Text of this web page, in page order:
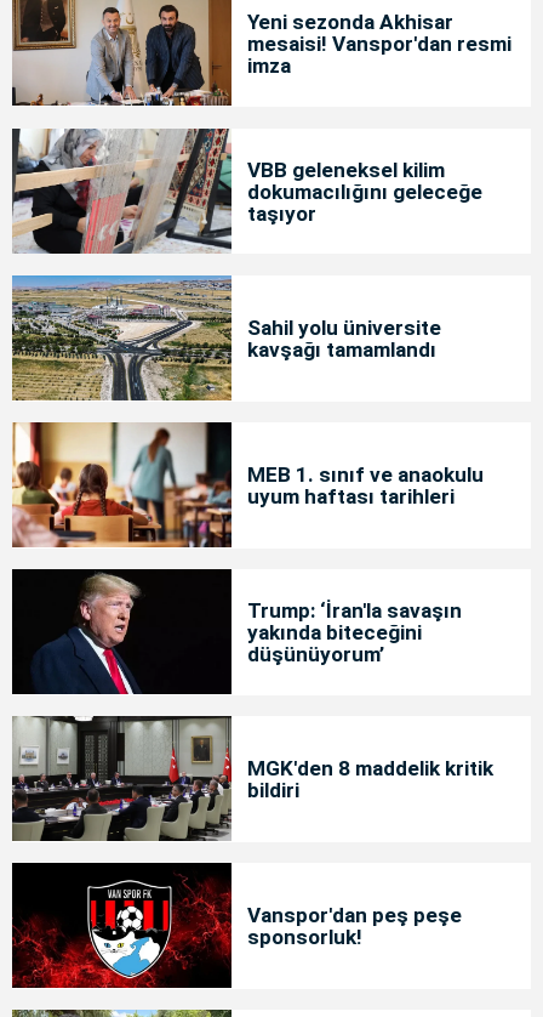
Yeni sezonda Akhisar
mesaisi! Vanspor'dan resmi
imza
VBB geleneksel kilim
dokumacılığını geleceğe
taşıyor
Sahil yolu üniversite
kavşağı tamamlandı
MEB 1. sınıf ve anaokulu
uyum haftası tarihleri
Trump: ‘İran'la savaşın
yakında biteceğini
düşünüyorum’
MGK'den 8 maddelik kritik
bildiri
Vanspor'dan peş peşe
sponsorluk!